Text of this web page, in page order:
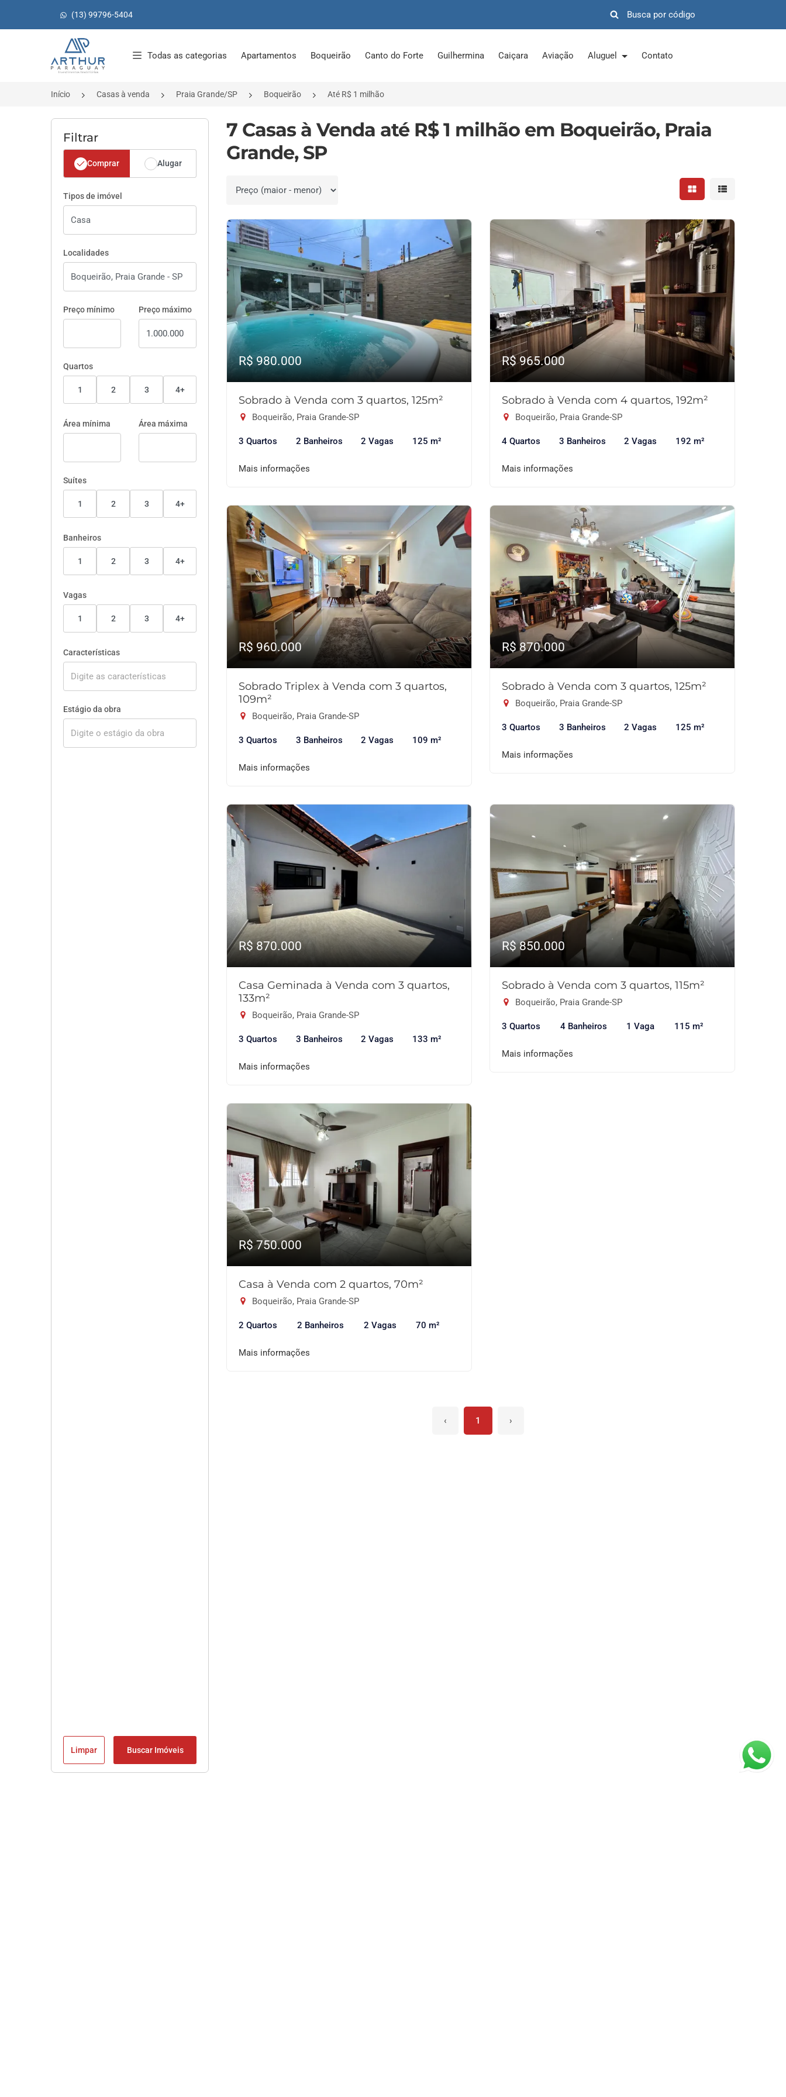
(13) 99796-5404
Página inicial
Todas as categorias Apartamentos Boqueirão Canto do Forte Guilhermina Caiçara Aviação Aluguel Contato
Início Casas à venda Praia Grande/SP Boqueirão Até R$ 1 milhão
Filtrar
Comprar Alugar
Tipos de imóvel
Localidades
Preço mínimo Preço máximo
Quartos
1 2 3 4+
Área mínima Área máxima
Suítes
1 2 3 4+
Banheiros
1 2 3 4+
Vagas
1 2 3 4+
Características
Estágio da obra
Limpar Buscar Imóveis
7 Casas à Venda até R$ 1 milhão em Boqueirão, Praia
Grande, SP
Ordenar por Mostrar resultados em
Mostrar
R$ 980.000
Sobrado à Venda com 3 quartos, 125m²
Boqueirão, Praia Grande-SP
3 Quartos 2 Banheiros 2 Vagas 125 m²
Mais informações
R$ 965.000
Sobrado à Venda com 4 quartos, 192m²
Boqueirão, Praia Grande-SP
4 Quartos 3 Banheiros 2 Vagas 192 m²
Mais informações
R$ 960.000
Sobrado Triplex à Venda com 3 quartos,
109m²
Boqueirão, Praia Grande-SP
3 Quartos 3 Banheiros 2 Vagas 109 m²
Mais informações
R$ 870.000
Sobrado à Venda com 3 quartos, 125m²
Boqueirão, Praia Grande-SP
3 Quartos 3 Banheiros 2 Vagas 125 m²
Mais informações
R$ 870.000
Casa Geminada à Venda com 3 quartos,
133m²
Boqueirão, Praia Grande-SP
3 Quartos 3 Banheiros 2 Vagas 133 m²
Mais informações
R$ 850.000
Sobrado à Venda com 3 quartos, 115m²
Boqueirão, Praia Grande-SP
3 Quartos 4 Banheiros 1 Vaga 115 m²
Mais informações
R$ 750.000
Casa à Venda com 2 quartos, 70m²
Boqueirão, Praia Grande-SP
2 Quartos 2 Banheiros 2 Vagas 70 m²
Mais informações
‹ 1 ›